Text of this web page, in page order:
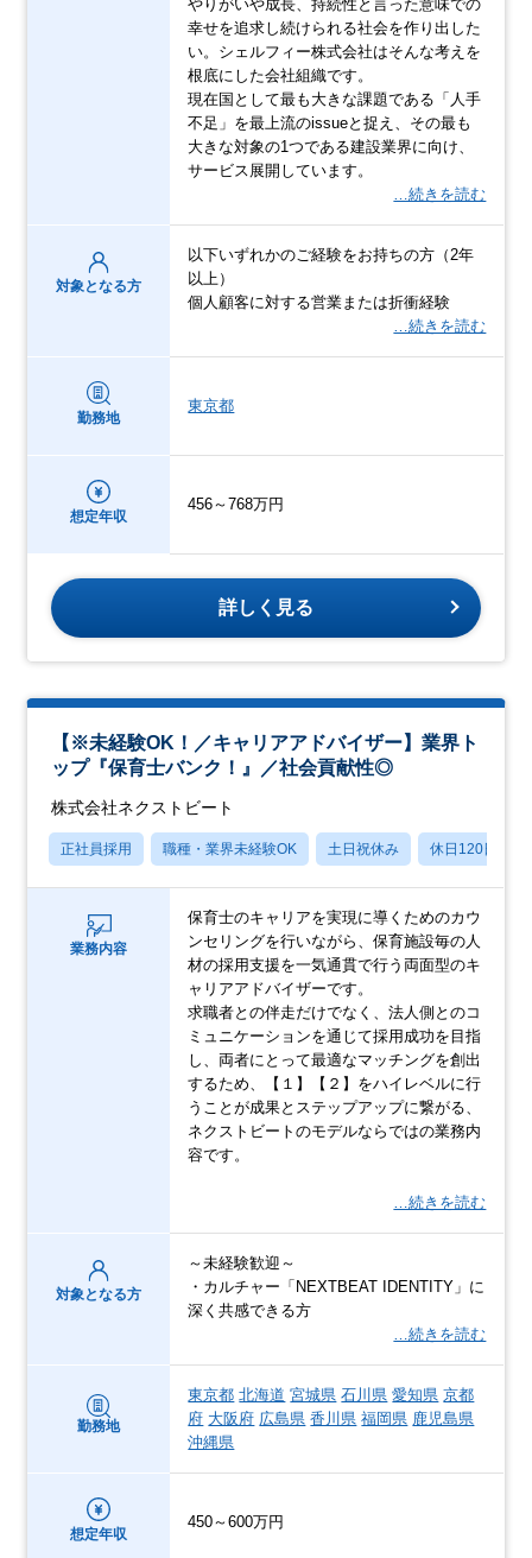
やりがいや成長、持続性と言った意味での
幸せを追求し続けられる社会を作り出した
い。シェルフィー株式会社はそんな考えを
根底にした会社組織です。
現在国として最も大きな課題である「人手
不足」を最上流のissueと捉え、その最も
大きな対象の1つである建設業界に向け、
サービス展開しています。
…続きを読む
対象となる方
以下いずれかのご経験をお持ちの方（2年
以上）
個人顧客に対する営業または折衝経験
…続きを読む
勤務地
東京都
想定年収
456～768万円
詳しく見る
【※未経験OK！／キャリアアドバイザー】業界ト
ップ『保育士バンク！』／社会貢献性◎
株式会社ネクストビート
正社員採用 職種・業界未経験OK 土日祝休み 休日120日以上
業務内容
保育士のキャリアを実現に導くためのカウ
ンセリングを行いながら、保育施設毎の人
材の採用支援を一気通貫で行う両面型のキ
ャリアアドバイザーです。
求職者との伴走だけでなく、法人側とのコ
ミュニケーションを通じて採用成功を目指
し、両者にとって最適なマッチングを創出
するため、【１】【２】をハイレベルに行
うことが成果とステップアップに繋がる、
ネクストビートのモデルならではの業務内
容です。
…続きを読む
対象となる方
～未経験歓迎～
・カルチャー「NEXTBEAT IDENTITY」に
深く共感できる方
…続きを読む
勤務地
東京都 北海道 宮城県 石川県 愛知県 京都
府 大阪府 広島県 香川県 福岡県 鹿児島県
沖縄県
想定年収
450～600万円